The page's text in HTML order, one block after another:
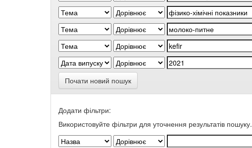
Почати новий пошук
Додати фільтри:
Використовуйте фільтри для уточнення результатів пошуку.